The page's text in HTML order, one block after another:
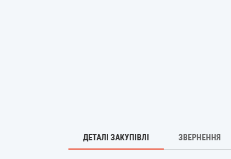
ДЕТАЛІ ЗАКУПІВЛІ ЗВЕРНЕННЯ